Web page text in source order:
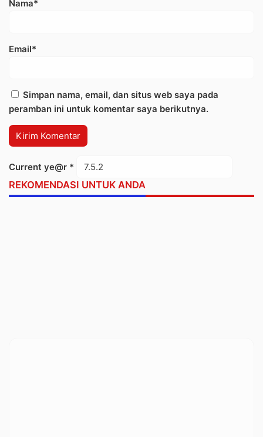
Nama*
Email*
Simpan nama, email, dan situs web saya pada
peramban ini untuk komentar saya berikutnya.
Current ye@r *
REKOMENDASI UNTUK ANDA